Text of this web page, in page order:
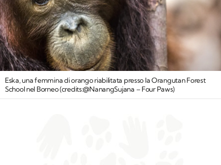
Eska, una femmina di orango riabilitata presso la Orangutan Forest
School nel Borneo (credits:@NanangSujana – Four Paws)